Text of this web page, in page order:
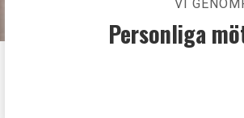
VI
Personliga